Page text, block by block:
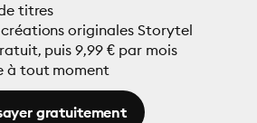
titres
originales Storytel
puis 9,99 € par mois
à tout moment
gratuitement